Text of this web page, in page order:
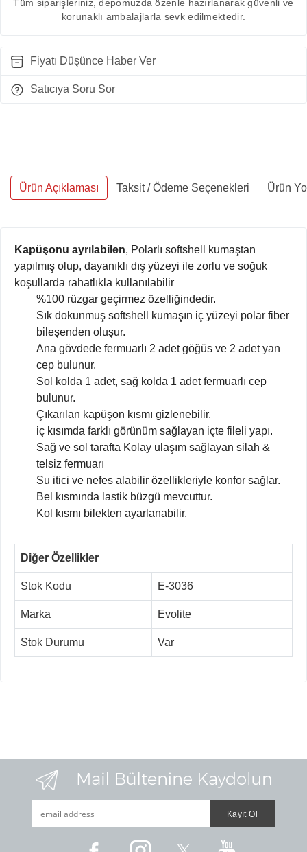
Tüm siparişleriniz, depomuzda özenle hazırlanarak güvenli ve
korunaklı ambalajlarla sevk edilmektedir.
Fiyatı Düşünce Haber Ver
Satıcıya Soru Sor
Ürün Açıklaması Taksit / Ödeme Seçenekleri Ürün
Kapüşonu ayrılabilen, Polarlı softshell kumaştan
yapılmış olup, dayanıklı dış yüzeyi ile zorlu ve soğuk
koşullarda rahatlıkla kullanılabilir
%100 rüzgar geçirmez özelliğindedir.
Sık dokunmuş softshell kumaşın iç yüzeyi polar fiber
bileşenden oluşur.
Ana gövdede fermuarlı 2 adet göğüs ve 2 adet yan
cep bulunur.
Sol kolda 1 adet, sağ kolda 1 adet fermuarlı cep
bulunur.
Çıkarılan kapüşon kısmı gizlenebilir.
iç kısımda farklı görünüm sağlayan içte fileli yapı.
Sağ ve sol tarafta Kolay ulaşım sağlayan silah &
telsiz fermuarı
Su itici ve nefes alabilir özellikleriyle konfor sağlar.
Bel kısmında lastik büzgü mevcuttur.
Kol kısmı bilekten ayarlanabilir.
Diğer Özellikler
Stok Kodu E-3036
Marka Evolite
Stok Durumu Var